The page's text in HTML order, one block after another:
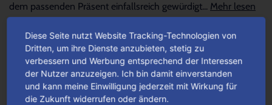
dem passenden Präsent einfallsreich gewürdigt... Mehr lesen
Fan-Highlights im Advent
Originell gestaltete Adventskalender mit thematisch
einfallsreichen Motiven werden ganz gewiss alle Fans hellauf
begeistern.Mehr lesen
Diese Seite nutzt Website Tracking-Technologien von
Dritten, um ihre Dienste anzubieten, stetig zu
verbessern und Werbung entsprechend der Interessen
der Nutzer anzuzeigen. Ich bin damit einverstanden
und kann meine Einwilligung jederzeit mit Wirkung für
die Zukunft widerrufen oder ändern.